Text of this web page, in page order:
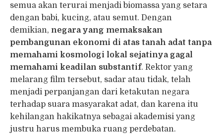
semua akan terurai menjadi biomassa yang setara
dengan babi, kucing, atau semut. Dengan
demikian, negara yang memaksakan
pembangunan ekonomi di atas tanah adat tanpa
memahami kosmologi lokal sejatinya gagal
memahami keadilan substantif. Rektor yang
melarang film tersebut, sadar atau tidak, telah
menjadi perpanjangan dari ketakutan negara
terhadap suara masyarakat adat, dan karena itu
kehilangan hakikatnya sebagai akademisi yang
justru harus membuka ruang perdebatan.